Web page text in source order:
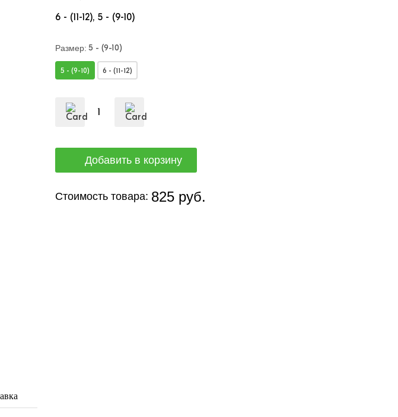
6 - (11-12) 5 - (9-10)
Размер: 5 - (9-10)
5 - (9-10) 6 - (11-12)
Стоимость товара: 825 руб.